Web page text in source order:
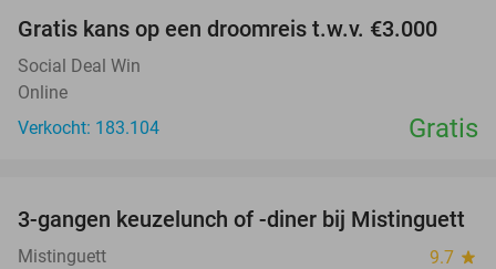
Gratis kans op een droomreis t.w.v. €3.000
Social Deal Win
Online
Verkocht: 183.104
Gratis
23%
3-gangen keuzelunch of -diner bij Mistinguett
Mistinguett 9.7 star